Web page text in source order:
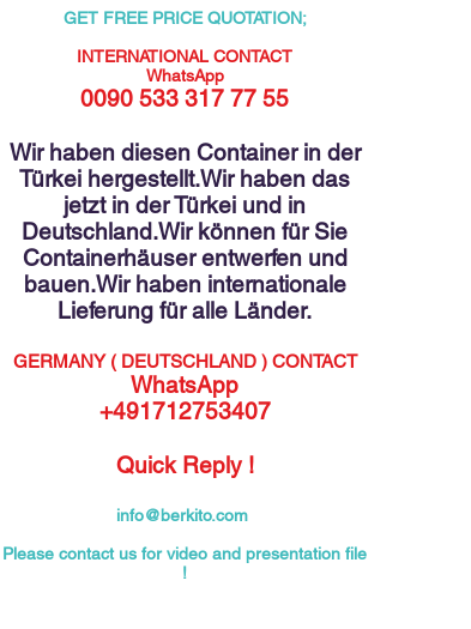
GET FREE PRICE QUOTATION;
INTERNATIONAL CONTACT
WhatsApp
0090 533 317 77 55
Wir haben diesen Container in der
Türkei hergestellt.Wir haben das
jetzt in der Türkei und in
Deutschland.Wir können für Sie
Containerhäuser entwerfen und
bauen.Wir haben internationale
Lieferung für alle Länder.
GERMANY ( DEUTSCHLAND ) CONTACT
WhatsApp
+491712753407
Quick Reply !
info@berkito.com
Please contact us for video and presentation file
!